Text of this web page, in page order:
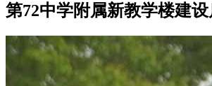
第72中学附属新教学楼建设